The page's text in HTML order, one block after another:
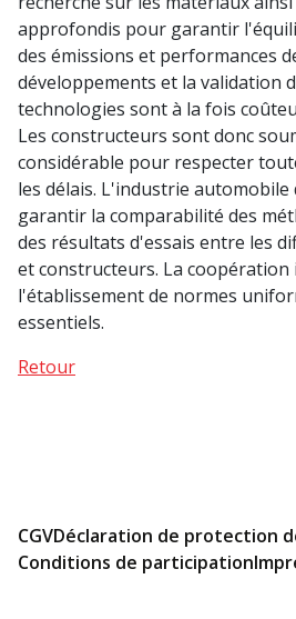
approfondis pour garantir
des émissions et performances
développements et la validation
technologies sont à la fois
Les constructeurs sont donc
considérable pour respecter
les délais. L'industrie
garantir la comparabilité des
des résultats d'essais entre les
et constructeurs. La
l'établissement de normes
essentiels.
Retour
CGVDéclaration de protection
Conditions de participation